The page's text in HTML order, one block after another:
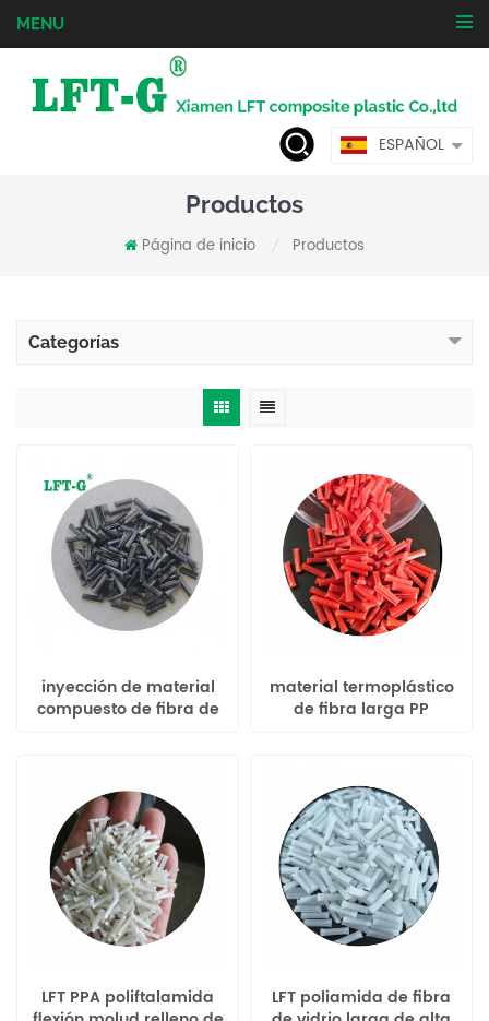
MENU
ESPAÑOL
Productos
Página de inicio Productos
Categorías
inyección de material
compuesto de fibra de
material termoplástico
de fibra larga PP
LFT PPA poliftalamida
LFT poliamida de fibra